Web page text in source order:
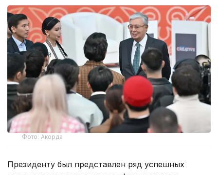
Фото: Акорда
Президенту был представлен ряд успешных